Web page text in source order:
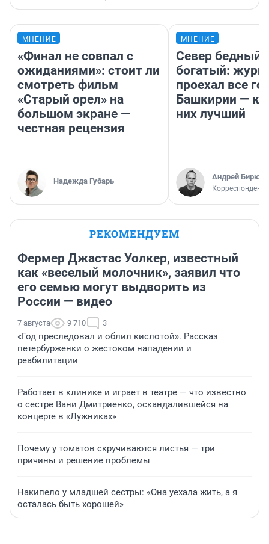
МНЕНИЕ
«Финал не совпал с
ожиданиями»: стоит ли
смотреть фильм
«Старый орел» на
большом экране —
честная рецензия
Надежда Губарь
МНЕНИЕ
Север бедный,
богатый:
проехал все
Башкирии —
них лучший
Андрей
Корреспондент
РЕКОМЕНДУЕМ
Фермер Джастас Уолкер, известный
как «веселый молочник», заявил что
его семью могут выдворить из
России — видео
7 августа 9 710 3
«Год преследовал и облил кислотой». Рассказ
петербурженки о жестоком нападении и
реабилитации
Работает в клинике и играет в театре — что известно
о сестре Вани Дмитриенко, оскандалившейся на
концерте в «Лужниках»
Почему у томатов скручиваются листья — три
причины и решение проблемы
Накипело у младшей сестры: «Она уехала жить, а я
осталась быть хорошей»